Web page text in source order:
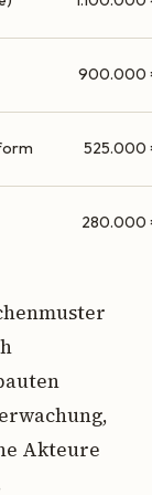
900.000
525.000
280.000
Akteure